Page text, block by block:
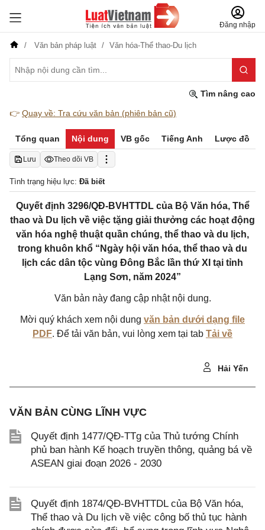
Đăng nhập
Văn bản pháp luật Văn hóa-Thể thao-Du lịch
Tìm nâng cao
👉 Quay về: Tra cứu văn bản (phiên bản cũ)
Tổng quan Nội dung VB gốc Tiếng Anh Lược đồ
Lưu Theo dõi VB
Tình trạng hiệu lực: Đã biết
Quyết định 3296/QÐ-BVHTTDL của Bộ Văn hóa, Thể
thao và Du lịch về việc tặng giải thưởng các hoạt động
văn hóa nghệ thuật quần chúng, thể thao và du lịch,
trong khuôn khổ “Ngày hội văn hóa, thể thao và du
lịch các dân tộc vùng Đông Bắc lần thứ XI tại tỉnh
Lạng Sơn, năm 2024”
Văn bản này đang cập nhật nội dung.
Mời quý khách xem nội dung văn bản dưới dạng file
PDF. Để tải văn bản, vui lòng xem tại tab Tải về
Hải Yến
VĂN BẢN CÙNG LĨNH VỰC
Quyết định 1477/QĐ-TTg của Thủ tướng Chính
phủ ban hành Kế hoạch truyền thông, quảng bá về
ASEAN giai đoạn 2026 - 2030
Quyết định 1874/QĐ-BVHTTDL của Bộ Văn hóa,
Thể thao và Du lịch về việc công bố thủ tục hành